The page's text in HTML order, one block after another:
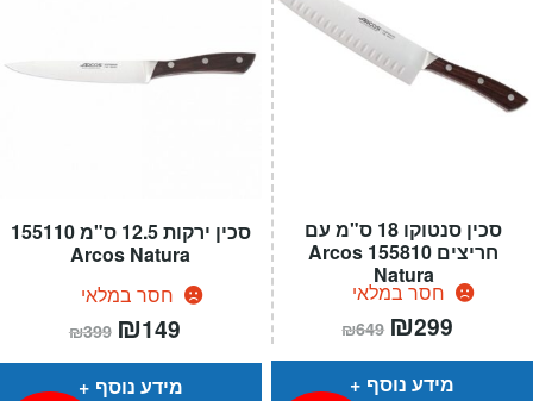
סכין ירקות 12.5 ס"מ 155110
Arcos Natura
חסר במלאי
₪399 המחיר
המקורי
היה:
₪399.
₪149
הוא:
מידע נוסף
סכין סנטוקו 18 ס"מ עם
חריצים 155810 Arcos
Natura
חסר במלאי
₪649 המחיר
המקורי
היה:
₪649.
₪299
הוא:
מידע נוסף